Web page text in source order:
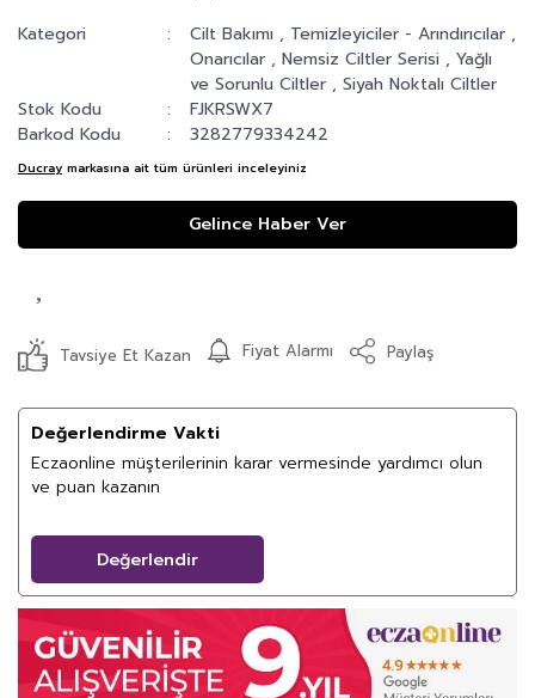
Kategori
Cilt Bakımı , Temizleyiciler - Arındırıcılar ,
Onarıcılar ,Nemsiz Ciltler Serisi ,Yağlı
ve Sorunlu Ciltler ,Siyah Noktalı Ciltler
Stok Kodu
FJKRSWX7
Barkod Kodu
3282779334242
Ducray markasına ait tüm ürünleri inceleyiniz
Gelince Haber Ver
Tavsiye Et Kazan Fiyat Alarmı Paylaş
Değerlendirme Vakti
Eczaonline müşterilerinin karar vermesinde yardımcı olun
ve puan kazanın
Değerlendir